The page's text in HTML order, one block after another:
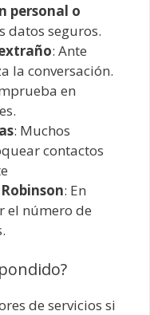
personal o
datos seguros.
: Ante
la conversación.
en
: Muchos
contactos
: En
el número de
de servicios si